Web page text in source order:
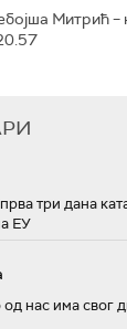
Митрић –
три дана
ЕУ
нас има свог